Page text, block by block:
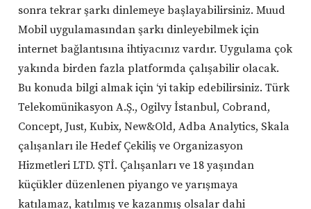
sonra tekrar şarkı dinlemeye başlayabilirsiniz. Muud
Mobil​ uygulamasından şarkı dinleyebilmek için
internet bağlantısına ihtiyacınız vardır. Uygulama çok
yakında birden fazla platformda çalışabilir olacak.
Bu konuda bilgi almak için ‘yi takip edebilirsiniz. Türk
Telekomünikasyon A.Ş., Ogilvy İstanbul, Cobrand,
Concept, Just, Kubix, New&Old, Adba Analytics, Skala
çalışanları ile Hedef Çekiliş ve Organizasyon
Hizmetleri LTD. ŞTİ. Çalışanları ve 18 yaşından
küçükler düzenlenen piyango ve yarışmaya
katılamaz, katılmış ve kazanmış olsalar dahi